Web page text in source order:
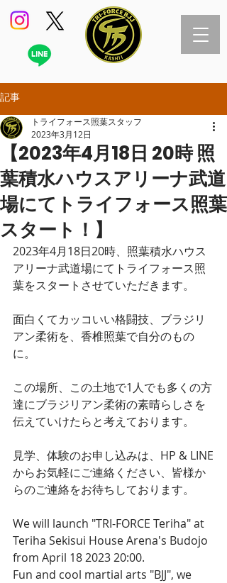
記事
【2023年4月18日 20時 照
葉積水ハウスアリーナ武道
場にてトライフォース照葉
スタート！】
トライフォース照葉スタッフ
2023年3月12日
2023年4月18日20時、照葉積水ハウス
アリーナ武道場にてトライフォース照
葉をスタートさせていただきます。
面白くてカッコいい格闘技、ブラジリ
アン柔術を、香椎照葉で自分のもの
に。
この場所、この土地で1人でも多くの方
達にブラジリアン柔術の素晴らしさを
伝えていけたらと考えております。
見学、体験のお申し込みは、HP & LINE
からお気軽にご連絡ください、皆様か
らのご連絡をお待ちしております。
We will launch "TRI-FORCE Teriha" at
Teriha Sekisui House Arena's Budojo
from April 18 2023 20:00.
Fun and cool martial arts "BJJ", we